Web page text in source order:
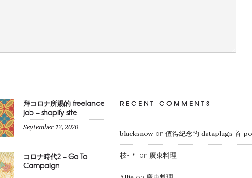
拜コロナ所賜的 freelance
job – shopify site
September 12, 2020
コロナ時代2 – Go To
Campaign
RECENT COMMENTS
blacksnow on 值得紀念的 dataplugs 首 po
枝~＊ on 廣東料理